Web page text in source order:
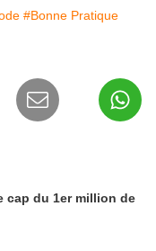
#Bonne Pratique
cap du 1er million de